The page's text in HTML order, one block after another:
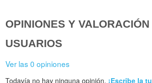
OPINIONES Y
USUARIOS
Ver las 0 opiniones
Todavía no hay ninguna opinión. ¡Escribe la